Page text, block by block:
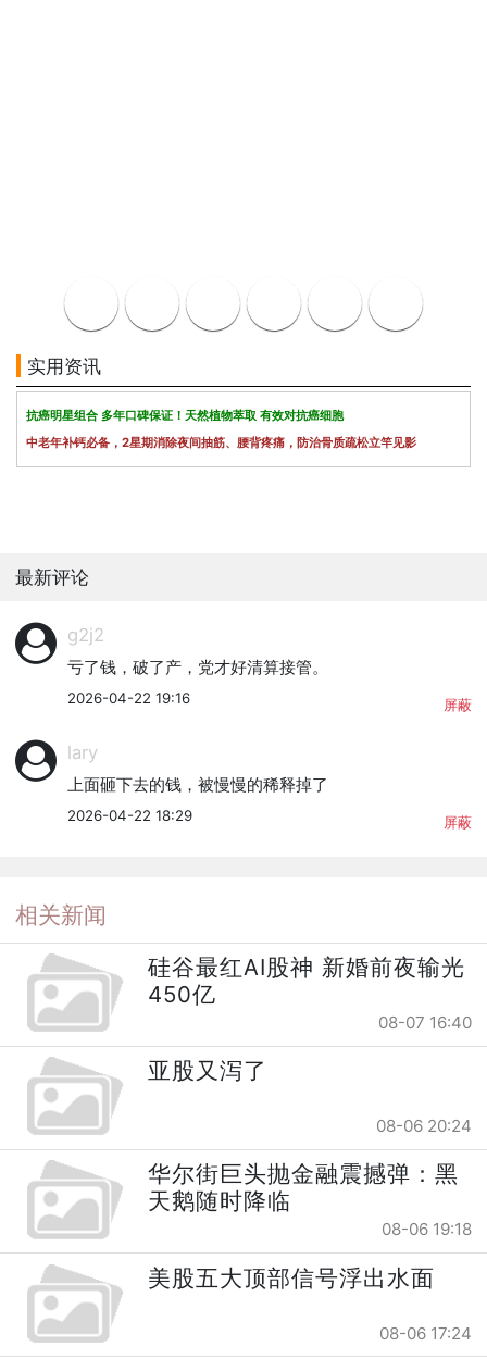
实用资讯
抗癌明星组合 多年口碑保证！天然植物萃取 有效对抗癌细胞
中老年补钙必备，2星期消除夜间抽筋、腰背疼痛，防治骨质疏松立竿见影
最新评论
g2j2
亏了钱，破了产，党才好清算接管。
2026-04-22 19:16 屏蔽
lary
上面砸下去的钱，被慢慢的稀释掉了
2026-04-22 18:29 屏蔽
相关新闻
硅谷最红AI股神 新婚前夜输光
450亿
08-07 16:40
亚股又泻了
08-06 20:24
华尔街巨头抛金融震撼弹：黑
天鹅随时降临
08-06 19:18
美股五大顶部信号浮出水面
08-06 17:24